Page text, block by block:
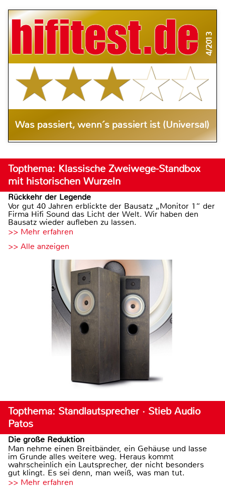
4/2013
Was passiert, wenn´s passiert ist (Universal)
Topthema: Klassische Zweiwege-Standbox
mit historischen Wurzeln
Rückkehr der Legende
Vor gut 40 Jahren erblickte der Bausatz „Monitor 1“ der
Firma Hifi Sound das Licht der Welt. Wir haben den
Bausatz wieder aufleben zu lassen.
>> Mehr erfahren
>> Alle anzeigen
Topthema: Standlautsprecher · Stieb Audio
Patos
Die große Reduktion
Man nehme einen Breitbänder, ein Gehäuse und lasse
im Grunde alles weitere weg. Heraus kommt
wahrscheinlich ein Lautsprecher, der nicht besonders
gut klingt. Es sei denn, man weiß, was man tut.
>> Mehr erfahren